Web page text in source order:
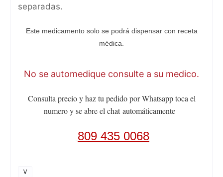
separadas.
Este medicamento solo se podrá dispensar con receta
médica.
No se automedique consulte a su medico.
Consulta precio y haz tu pedido por Whatsapp toca el
numero y se abre el chatautomáticamente
809 435 0068
V